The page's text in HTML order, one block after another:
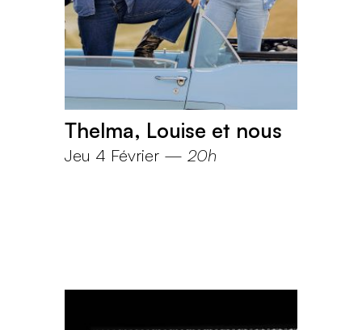
Thelma, Louise et nous
Jeu 4 Février — 20h